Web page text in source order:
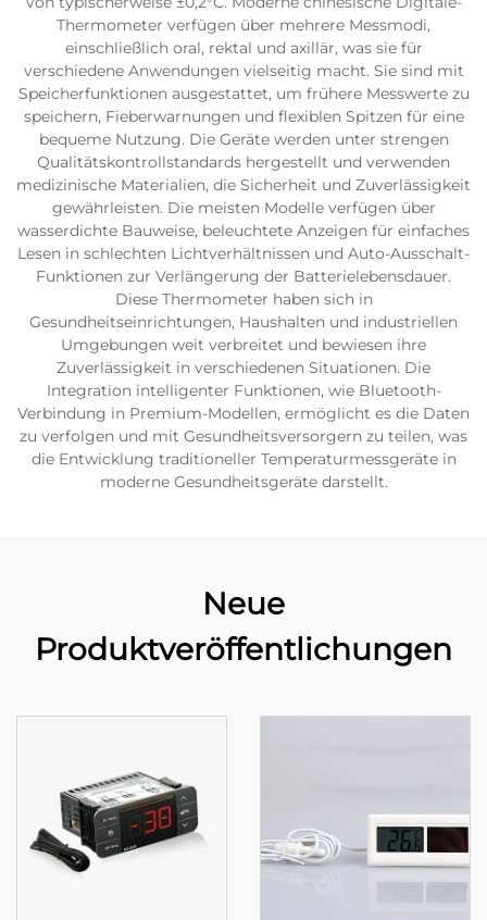
Thermometer verfügen über mehrere Messmodi,
einschließlich oral, rektal und axillär, was sie für
verschiedene Anwendungen vielseitig macht. Sie sind mit
Speicherfunktionen ausgestattet, um frühere Messwerte zu
speichern, Fieberwarnungen und flexiblen Spitzen für eine
bequeme Nutzung. Die Geräte werden unter strengen
Qualitätskontrollstandards hergestellt und verwenden
medizinische Materialien, die Sicherheit und Zuverlässigkeit
gewährleisten. Die meisten Modelle verfügen über
wasserdichte Bauweise, beleuchtete Anzeigen für einfaches
Lesen in schlechten Lichtverhältnissen und Auto-Ausschalt-
Funktionen zur Verlängerung der Batterielebensdauer.
Diese Thermometer haben sich in
Gesundheitseinrichtungen, Haushalten und industriellen
Umgebungen weit verbreitet und bewiesen ihre
Zuverlässigkeit in verschiedenen Situationen. Die
Integration intelligenter Funktionen, wie Bluetooth-
Verbindung in Premium-Modellen, ermöglicht es die Daten
zu verfolgen und mit Gesundheitsversorgern zu teilen, was
die Entwicklung traditioneller Temperaturmessgeräte in
moderne Gesundheitsgeräte darstellt.
Neue
Produktveröffentlichungen